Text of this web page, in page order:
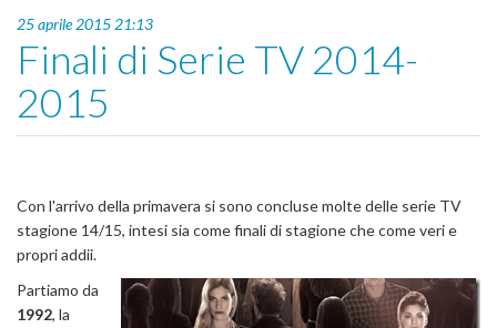
25 aprile 2015 21:13
Finali di Serie TV 2014-
2015
Con l'arrivo della primavera si sono concluse molte delle serie TV
stagione 14/15, intesi sia come finali di stagione che come veri e
propri addii.
Partiamo da
1992, la